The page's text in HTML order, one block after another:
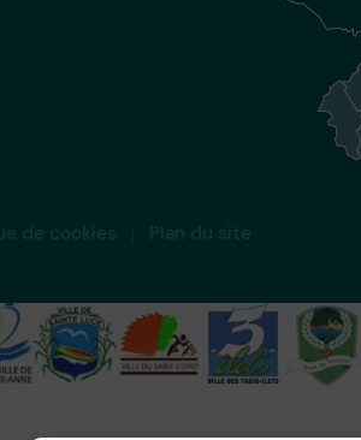
de cookies Plan du site